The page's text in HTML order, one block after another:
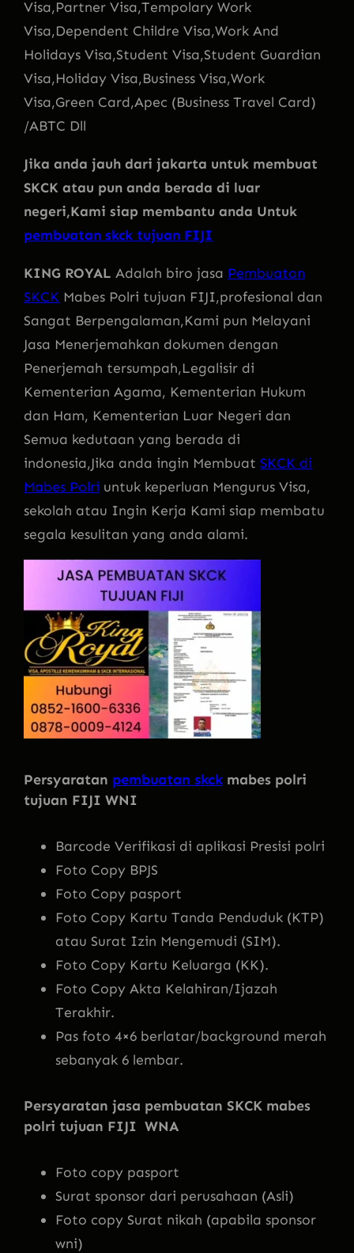
Visa,Partner Visa,Tempolary Work
Visa,Dependent Childre Visa,Work And
Holidays Visa,Student Visa,Student Guardian
Visa,Holiday Visa,Business Visa,Work
Visa,Green Card,Apec (Business Travel Card)
/ABTC Dll
Jika anda jauh dari jakarta untuk membuat
SKCK atau pun anda berada di luar
negeri,Kami siap membantu anda Untuk
pembuatan skck tujuan FIJI
KING ROYAL Adalah biro jasa Pembuatan
SKCK Mabes Polri tujuan FIJI,profesional dan
Sangat Berpengalaman,Kami pun Melayani
Jasa Menerjemahkan dokumen dengan
Penerjemah tersumpah,Legalisir di
Kementerian Agama, Kementerian Hukum
dan Ham, Kementerian Luar Negeri dan
Semua kedutaan yang berada di
indonesia,Jika anda ingin Membuat SKCK di
Mabes Polri untuk keperluan Mengurus Visa,
sekolah atau Ingin Kerja Kami siap membatu
segala kesulitan yang anda alami.
Persyaratan pembuatan skck mabes polri
tujuan FIJI WNI
Barcode Verifikasi di aplikasi Presisi polri
Foto Copy BPJS
Foto Copy pasport
Foto Copy Kartu Tanda Penduduk (KTP)
atau Surat Izin Mengemudi (SIM).
Foto Copy Kartu Keluarga (KK).
Foto Copy Akta Kelahiran/Ijazah
Terakhir.
Pas foto 4×6 berlatar/background merah
sebanyak 6 lembar.
Persyaratan jasa pembuatan SKCK mabes
polri tujuan FIJI WNA
Foto copy pasport
Surat sponsor dari perusahaan (Asli)
Foto copy Surat nikah (apabila sponsor
wni)